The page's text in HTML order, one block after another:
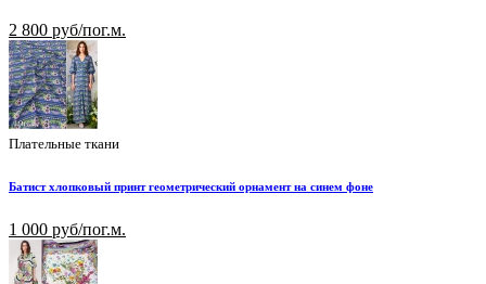
2 800 руб/пог.м.
Плательные ткани
Батист хлопковый принт геометрический орнамент на синем фоне
1 000 руб/пог.м.